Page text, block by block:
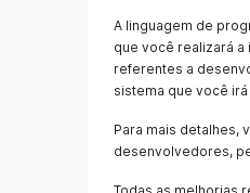
A linguagem de
que você realizará
referentes a
sistema que você irá
Para mais detalhes,
desenvolvedores,